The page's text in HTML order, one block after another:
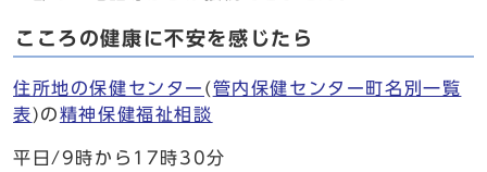
こころの健康に不安を感じたら
住所地の保健センター (管内保健センター町名別一覧
表)の精神保健福祉相談
平日/9時から17時30分